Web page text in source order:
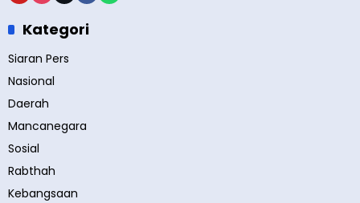
Kategori
Siaran Pers
Nasional
Daerah
Mancanegara
Sosial
Rabthah
Kebangsaan